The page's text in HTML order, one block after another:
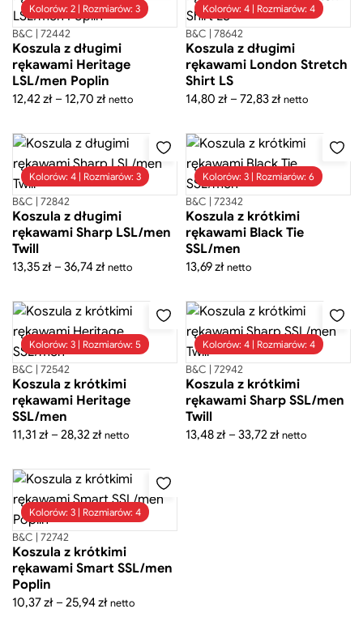
do
37,03 zł
Kolorów: 2 | Rozmiarów: 3
B&C | 72442
Koszula z długimi
rękawami Heritage
LSL/men Poplin
12,42zł – 12,70 złZakres
od
12,42 zł
do
12,70 zł
netto
Kolorów: 4 | Rozmiarów: 4
B&C | 78642
Koszula z długimi
rękawami London Stretch
Shirt LS
14,80 zł – 72,83złZakres
od
14,80 zł
do
72,83 zł
netto
Kolorów: 4 | Rozmiarów: 3
B&C | 72842
Koszula z długimi
rękawami Sharp LSL/men
Twill
13,35zł – 36,74złZakres
od
do
36,74 zł
netto
Kolorów: 3 | Rozmiarów: 6
B&C | 72342
Koszula z krótkimi
rękawami Black Tie
SSL/men
13,69złnetto
Kolorów: 3 | Rozmiarów: 5
B&C | 72542
Koszula z krótkimi
rękawami Heritage
SSL/men
11,31 zł – 28,32złZakres
od
11,31 zł
do
28,32 zł
netto
Kolorów: 4 | Rozmiarów: 4
B&C | 72942
Koszula z krótkimi
rękawami Sharp SSL/men
Twill
13,48zł – 33,72złZakres
netto
Kolorów: 3 | Rozmiarów: 4
B&C | 72742
Koszula z krótkimi
rękawami Smart SSL/men
Poplin
10,37zł – 25,94złZakres
netto